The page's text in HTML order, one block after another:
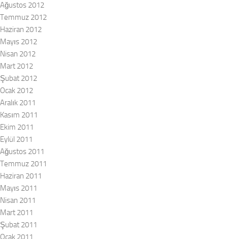
Ağustos 2012
Temmuz 2012
Haziran 2012
Mayıs 2012
Nisan 2012
Mart 2012
Şubat 2012
Ocak 2012
Aralık 2011
Kasım 2011
Ekim 2011
Eylül 2011
Ağustos 2011
Temmuz 2011
Haziran 2011
Mayıs 2011
Nisan 2011
Mart 2011
Şubat 2011
Ocak 2011